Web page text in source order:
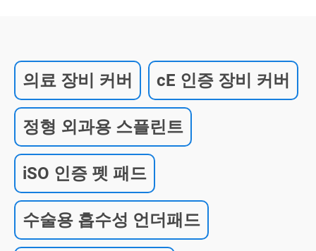
의료 장비 커버 cE 인증 장비 커버
정형 외과용 스플린트
iSO 인증 펫 패드
수술용 흡수성 언더패드